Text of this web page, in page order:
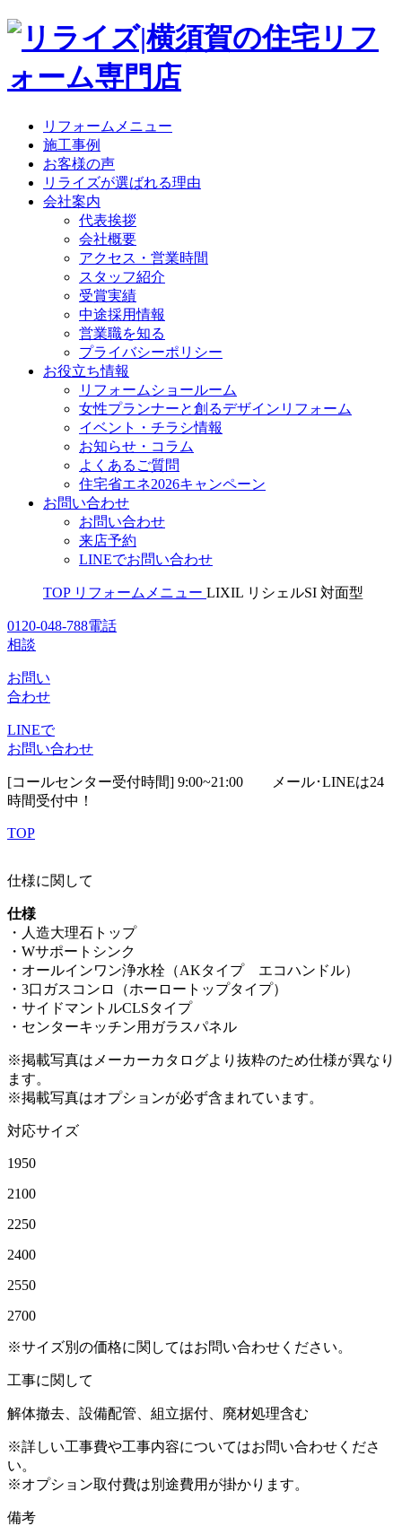
リフォームメニュー
施工事例
お客様の声
リライズが選ばれる理由
会社案内
代表挨拶
会社概要
アクセス・営業時間
スタッフ紹介
受賞実績
中途採用情報
営業職を知る
プライバシーポリシー
お役立ち情報
リフォームショールーム
女性プランナーと創るデザインリフォーム
イベント・チラシ情報
お知らせ・コラム
よくあるご質問
住宅省エネ2026キャンペーン
お問い合わせ
お問い合わせ
来店予約
LINEでお問い合わせ
TOP リフォームメニュー LIXIL リシェルSI 対面型
0120-048-788電話
相談
お問い
合わせ
LINEで
お問い合わせ
[コールセンター受付時間] 9:00~21:00 メール･LINEは24
時間受付中！
TOP
仕様に関して
仕様
・人造大理石トップ
・Wサポートシンク
・オールインワン浄水栓（AKタイプ エコハンドル）
・3口ガスコンロ（ホーロートップタイプ）
・サイドマントルCLSタイプ
・センターキッチン用ガラスパネル
※掲載写真はメーカーカタログより抜粋のため仕様が異なり
ます。
※掲載写真はオプションが必ず含まれています。
対応サイズ
1950
2100
2250
2400
2550
2700
※サイズ別の価格に関してはお問い合わせください。
工事に関して
解体撤去、設備配管、組立据付、廃材処理含む
※詳しい工事費や工事内容についてはお問い合わせくださ
い。
※オプション取付費は別途費用が掛かります。
備考